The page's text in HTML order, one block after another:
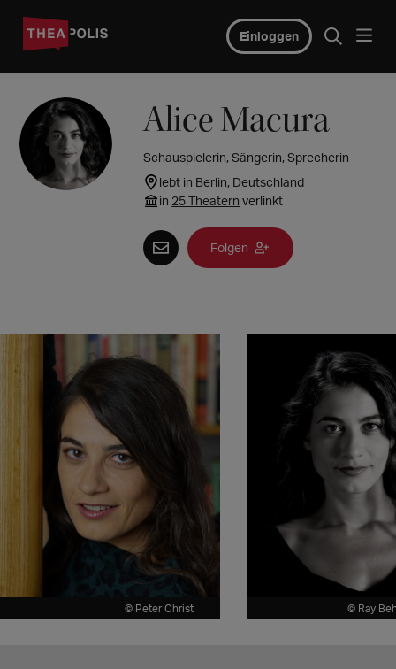
Einloggen
Alice Macura
Schauspielerin, Sängerin, Sprecherin
lebt in Berlin, Deutschland
in 25 Theatern verlinkt
Folgen
© Peter Christ © Ray